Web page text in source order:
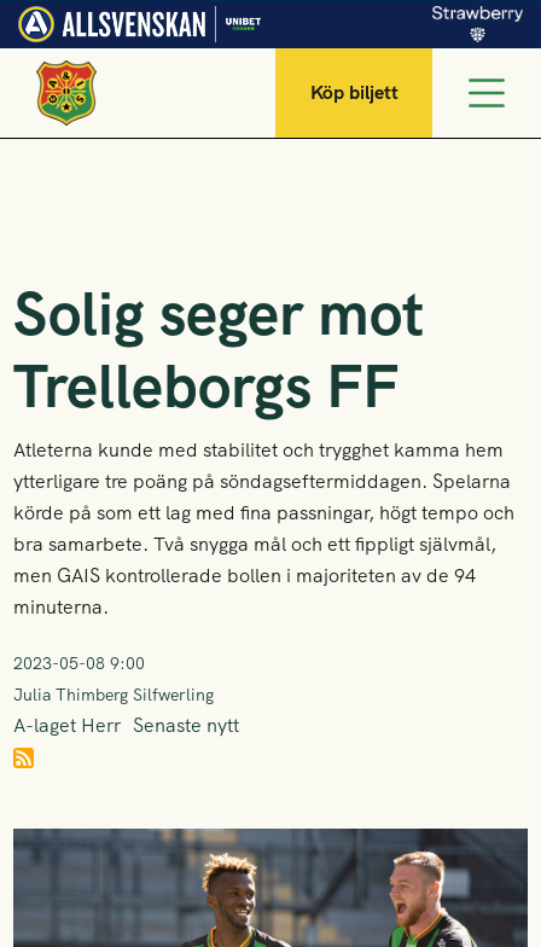
Köp biljett
Solig seger mot
Trelleborgs FF
Atleterna kunde med stabilitet och trygghet kamma hem
ytterligare tre poäng på söndagseftermiddagen. Spelarna
körde på som ett lag med fina passningar, högt tempo och
bra samarbete. Två snygga mål och ett fippligt självmål,
men GAIS kontrollerade bollen i majoriteten av de 94
minuterna.
2023-05-08 9:00
Julia Thimberg Silfwerling
A-laget Herr Senaste nytt